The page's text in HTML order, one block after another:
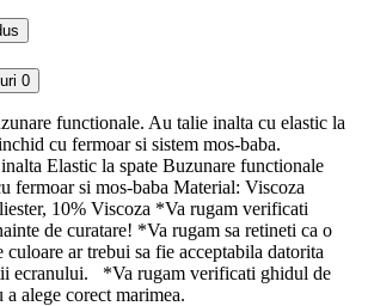
0
functionale. Au talie inalta cu elastic la
cu fermoar si sistem mos-baba.
Elastic la spate Buzunare functionale
fermoar si mos-baba Material: Viscoza
10% Viscoza *Va rugam verificati
de curatare! *Va rugam sa retineti ca o
culoare ar trebui sa fie acceptabila datorita
ecranului. *Va rugam verificati ghidul de
alege corect marimea.